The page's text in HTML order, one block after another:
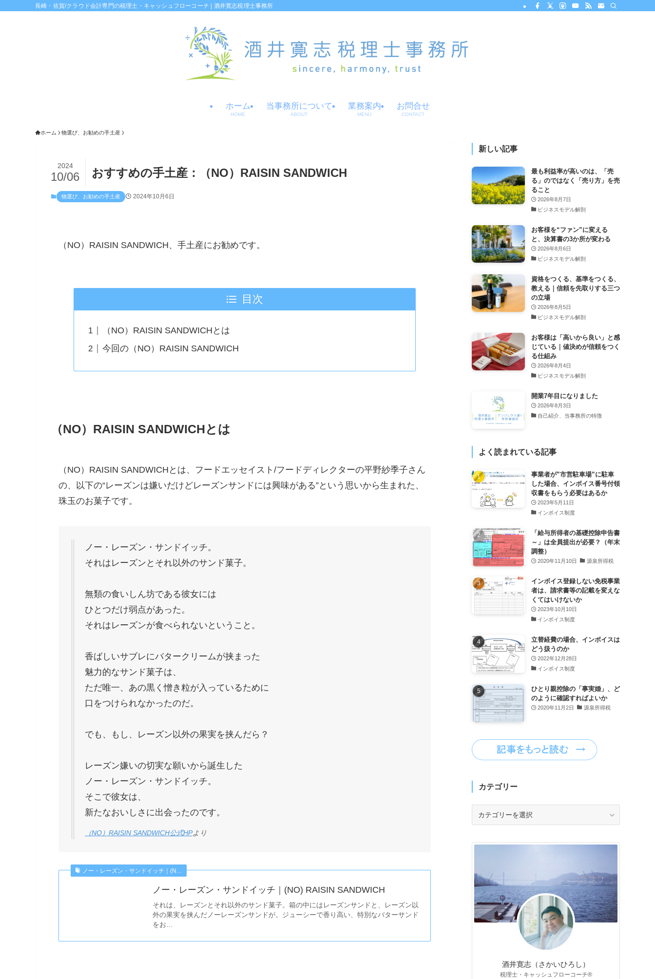
長崎・佐賀/クラウド会計専門の税理士・キャッシュフローコーチ | 酒井寛志税理士事務所
ホーム
HOME
当事務所について
ABOUT
業務案内
MENU
お問合せ
CONTACT
ホーム 物選び、お勧めの手土産
おすすめの手土産：（NO）RAISIN SANDWICH
2024
10/06
物選び、お勧めの手土産 2024年10月6日
（NO）RAISIN SANDWICH、手土産にお勧めです。
目次
（NO）RAISIN SANDWICHとは
今回の（NO）RAISIN SANDWICH
（NO）RAISIN SANDWICHとは
（NO）RAISIN SANDWICHとは、フードエッセイスト/フードディレクターの平野紗季子さん
の、以下の“レーズンは嫌いだけどレーズンサンドには興味がある”という思いから生まれた、
珠玉のお菓子です。
ノー・レーズン・サンドイッチ。
それはレーズンとそれ以外のサンド菓子。
無類の食いしん坊である彼女には
ひとつだけ弱点があった。
それはレーズンが食べられないということ。
香ばしいサブレにバタークリームが挟まった
魅力的なサンド菓子は、
ただ唯一、あの黒く憎き粒が入っているために
口をつけられなかったのだ。
でも、もし、レーズン以外の果実を挟んだら？
レーズン嫌いの切実な願いから誕生した
ノー・レーズン・サンドイッチ。
そこで彼女は、
新たなおいしさに出会ったのです。
（NO）RAISIN SANDWICH公式HPより
ノー・レーズン・サンドイッチ｜(N…
ノー・レーズン・サンドイッチ｜(NO) RAISIN SANDWICH
それは、レーズンとそれ以外のサンド菓子。箱の中にはレーズンサンドと、レーズン以
外の果実を挟んだノーレーズンサンドが。ジューシーで香り高い、特別なバターサンド
をお…
新しい記事
最も利益率が高いのは、「売
る」のではなく「売り方」を売
ること
2026年8月7日
ビジネスモデル解剖
お客様を“ファン”に変える
と、決算書の3か所が変わる
2026年8月6日
ビジネスモデル解剖
資格をつくる、基準をつくる、
教える｜信頼を先取りする三つ
の立場
2026年8月5日
ビジネスモデル解剖
お客様は「高いから良い」と感
じている｜値決めが信頼をつく
る仕組み
2026年8月4日
ビジネスモデル解剖
開業7年目になりました
2026年8月3日
自己紹介、当事務所の特徴
よく読まれている記事
事業者が”市営駐車場”に駐車
した場合、インボイス番号付領
収書をもらう必要はあるか
2023年5月11日
インボイス制度
「給与所得者の基礎控除申告書
～」は全員提出が必要？（年末
調整）
2020年11月10日 源泉所得税
インボイス登録しない免税事業
者は、請求書等の記載を変えな
くてはいけないか
2023年10月10日
インボイス制度
立替経費の場合、インボイスは
どう扱うのか
2022年12月28日
インボイス制度
ひとり親控除の「事実婚」、ど
のように確認すればよいか
2020年11月2日 源泉所得税
カテゴリー
リ
酒井寛志（さかいひろし）
税理士・キャッシュフローコーチ®